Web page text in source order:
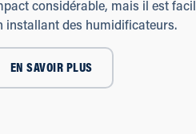
considérable, mais il est
installant des humidificateurs.
EN SAVOIR PLUS